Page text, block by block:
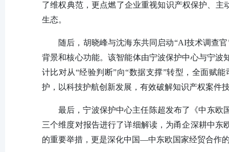
了维权典范，更点燃了企业重视知识产权保护、
生态。
随后，胡晓峰与沈海东共同启动“AI技术调查
背景和核心功能。该智能体由宁波保护中心与宁
计比对从“经验判断”向“数据支撑”转型，全面赋
护，以科技护航创新发展，有效破解知识产权案件
最后，宁波保护中心主任陈超发布了《中东欧
三个维度对报告进行了详细解读，为甬企深耕中
的重要举措，更是深化中国—中东欧国家经贸合作